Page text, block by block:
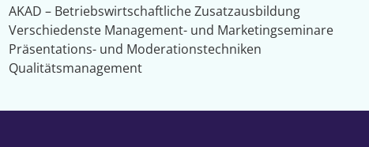
AKAD – Betriebswirtschaftliche Zusatzausbildung
Verschiedenste Management- und Marketingseminare
Präsentations- und Moderationstechniken
Qualitätsmanagement